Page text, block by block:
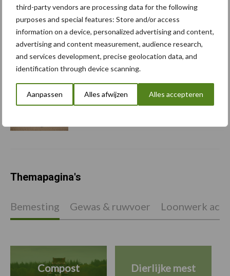
third-party vendors are processing data for the following
purposes and special features: Store and/or access
information on a device, personalized advertising and content,
advertising and content measurement, audience research,
and services development, precise geolocation data, and
identification through device scanning.
Aanpassen Alles afwijzen Alles accepteren
Albourgh Tyres breidt uit
naar nieuwe
marktsegmenten
Caterpillar breidt gamma
elektrische bulldozers uit
Themapagina's
Bemesting Gewas & ruwvoer Loonwerk
Compost Dierlijke mest